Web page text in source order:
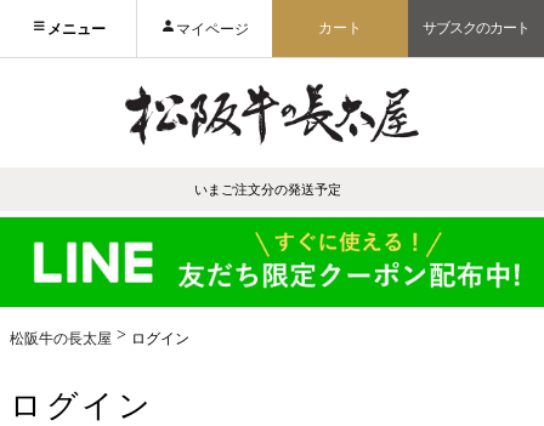
メニュー マイページ カート サブスクのカート
いまご注文分の発送予定
松阪牛の長太屋 ログイン
ログイン